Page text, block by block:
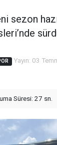
sezon
Yayın: 03
Süresi: 27 sn.